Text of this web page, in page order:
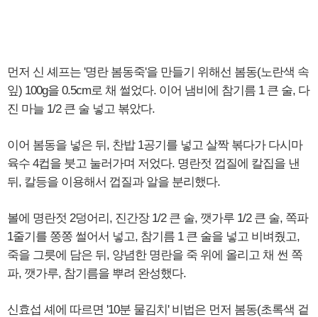
먼저 신 셰프는 '명란 봄동죽'을 만들기 위해선 봄동(노란색 속
잎) 100g을 0.5cm로 채 썰었다. 이어 냄비에 참기름 1 큰 술, 다
진 마늘 1/2 큰 술 넣고 볶았다.
이어 봄동을 넣은 뒤, 찬밥 1공기를 넣고 살짝 볶다가 다시마
육수 4컵을 붓고 눌러가며 저었다. 명란젓 껍질에 칼집을 낸
뒤, 칼등을 이용해서 껍질과 알을 분리했다.
볼에 명란젓 2덩어리, 진간장 1/2 큰 술, 깻가루 1/2 큰 술, 쪽파
1줄기를 쫑쫑 썰어서 넣고, 참기름 1 큰 술을 넣고 비벼줬고,
죽을 그릇에 담은 뒤, 양념한 명란을 죽 위에 올리고 채 썬 쪽
파, 깻가루, 참기름을 뿌려 완성했다.
신효섭 셰에 따르면 '10분 물김치' 비법은 먼저 봄동(초록색 겉